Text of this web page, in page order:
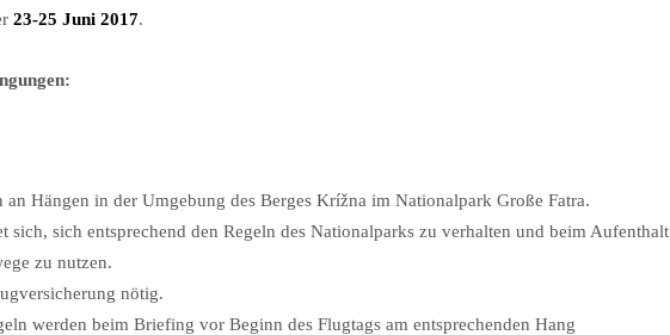
23-25 Juni 2017.
an Hängen in der Umgebung des Berges Krížna im Nationalpark Große Fatra.
sich, sich entsprechend den Regeln des Nationalparks zu verhalten und beim Aufenthalt
zu nutzen.
nötig.
werden beim Briefing vor Beginn des Flugtags am entsprechenden Hang